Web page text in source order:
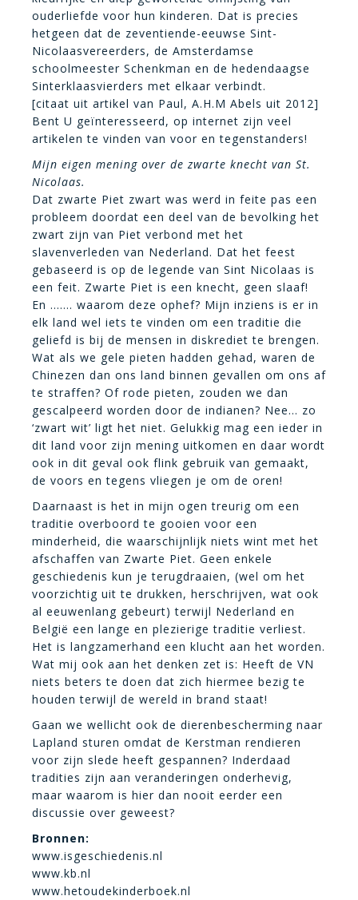
ouderliefde voor hun kinderen. Dat is precies
hetgeen dat de zeventiende-eeuwse Sint-
Nicolaasvereerders, de Amsterdamse
schoolmeester Schenkman en de hedendaagse
Sinterklaasvierders met elkaar verbindt.
[citaat uit artikel van Paul, A.H.M Abels uit 2012]
Bent U geïnteresseerd, op internet zijn veel
artikelen te vinden van voor en tegenstanders!
Mijn eigen mening over de zwarte knecht van St.
Nicolaas.
Dat zwarte Piet zwart was werd in feite pas een
probleem doordat een deel van de bevolking het
zwart zijn van Piet verbond met het
slavenverleden van Nederland. Dat het feest
gebaseerd is op de legende van Sint Nicolaas is
een feit. Zwarte Piet is een knecht, geen slaaf!
En ……. waarom deze ophef? Mijn inziens is er in
elk land wel iets te vinden om een traditie die
geliefd is bij de mensen in diskrediet te brengen.
Wat als we gele pieten hadden gehad, waren de
Chinezen dan ons land binnen gevallen om ons af
te straffen? Of rode pieten, zouden we dan
gescalpeerd worden door de indianen? Nee… zo
‘zwart wit’ ligt het niet. Gelukkig mag een ieder in
dit land voor zijn mening uitkomen en daar wordt
ook in dit geval ook flink gebruik van gemaakt,
de voors en tegens vliegen je om de oren!
Daarnaast is het in mijn ogen treurig om een
traditie overboord te gooien voor een
minderheid, die waarschijnlijk niets wint met het
afschaffen van Zwarte Piet. Geen enkele
geschiedenis kun je terugdraaien, (wel om het
voorzichtig uit te drukken, herschrijven, wat ook
al eeuwenlang gebeurt) terwijl Nederland en
België een lange en plezierige traditie verliest.
Het is langzamerhand een klucht aan het worden.
Wat mij ook aan het denken zet is: Heeft de VN
niets beters te doen dat zich hiermee bezig te
houden terwijl de wereld in brand staat!
Gaan we wellicht ook de dierenbescherming naar
Lapland sturen omdat de Kerstman rendieren
voor zijn slede heeft gespannen? Inderdaad
tradities zijn aan veranderingen onderhevig,
maar waarom is hier dan nooit eerder een
discussie over geweest?
Bronnen:
www.isgeschiedenis.nl
www.kb.nl
www.hetoudekinderboek.nl